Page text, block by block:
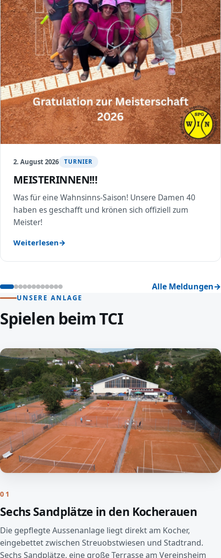
2. August 2026 TURNIER
MEISTERINNEN!!!
Was für eine Wahnsinns-Saison! Unsere Damen 40
haben es geschafft und krönen sich offiziell zum
Meister!
Weiterlesen
Alle Meldungen
UNSERE ANLAGE
Spielen beim TCI
01
Sechs Sandplätze in den Kocherauen
Die gepflegte Aussenanlage liegt direkt am Kocher,
eingebettet zwischen Streuobstwiesen und Stadtrand.
Sechs Sandplätze, eine große Terrasse am Vereinsheim